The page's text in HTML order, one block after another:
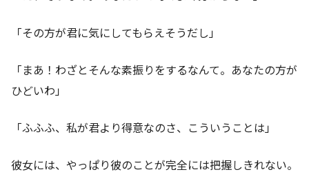
「その方が君に気にしてもらえそうだし」
「まあ！わざとそんな素振りをするなんて。あなたの方が
ひどいわ」
「ふふふ、私が君より得意なのさ、こういうことは」
彼女には、やっぱり彼のことが完全には把握しきれない。